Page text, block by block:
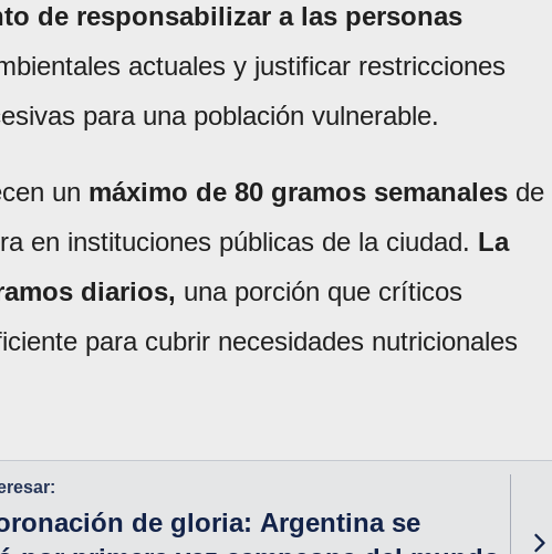
de responsabilizar a las personas
actuales y justificar restricciones
para una población vulnerable.
un máximo de 80 gramos semanales de
en instituciones públicas de la ciudad. La
diarios, una porción que críticos
para cubrir necesidades nutricionales
de gloria: Argentina se